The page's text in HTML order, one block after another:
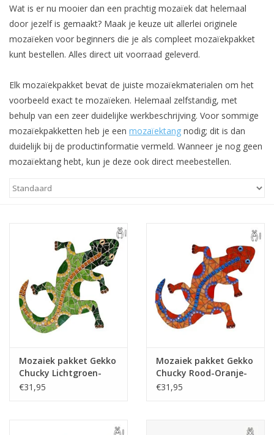
Thema's
Hoe mozaïeken?
Video-instructies
Klantbeoordelingen
Wie zijn wij?
Mozaiekbank.nl
Kant-en-klare mozaïekwerken
Wat is er nu mooier dan een prachtig mozaïek dat helemaal
door jezelf is gemaakt? Maak je keuze uit allerlei originele
mozaïeken voor beginners die je als compleet mozaïekpakket
kunt bestellen. Alles direct uit voorraad geleverd.
Elk mozaïekpakket bevat de juiste mozaïekmaterialen om het
voorbeeld exact te mozaïeken. Helemaal zelfstandig, met
behulp van een zeer duidelijke werkbeschrijving. Voor sommige
mozaïekpakketten heb je een mozaïektang nodig; dit is dan
duidelijk bij de productinformatie vermeld. Wanneer je nog geen
mozaïektang hebt, kun je deze ook direct meebestellen.
Mozaiek pakket Gekko
Chucky Lichtgroen-
Donkergroen
€31,95
Mozaiek pakket Gekko
Chucky Rood-Oranje-
Blauw
€31,95